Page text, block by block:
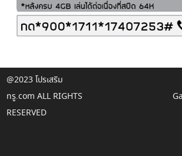
@2023 โปรเสริม
ทรู.com ALL RIGHTS
RESERVED